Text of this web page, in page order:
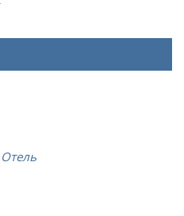
Отель